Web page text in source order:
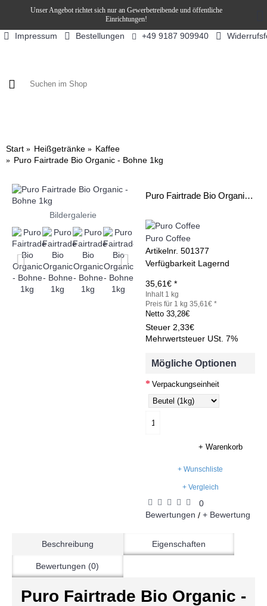
Unser Angebot richtet sich nur an Gewerbetreibende und öffentliche
Einrichtungen!
Impressum Bestellungen +49 9187 909940
Start Heißgetränke
Kaffee
Puro Fairtrade Bio Organic - Bohne 1kg
Bildergalerie
Puro Fairtrade Bio Organic - Bohne 1kg
Puro Coffee
Artikelnr. 501377
Verfügbarkeit Lagernd
35,61€ *
Inhalt 1 kg
Preis für 1 kg 35,61€ *
Netto 33,28€
Steuer 2,33€
Mehrwertsteuer USt. 7%
Mögliche Optionen
Verpackungseinheit
+ Warenkorb
+ Wunschliste
+ Vergleich
0
Bewertungen / + Bewertung
Beschreibung Eigenschaften
Bewertungen (0)
Puro Fairtrade Bio Organic -